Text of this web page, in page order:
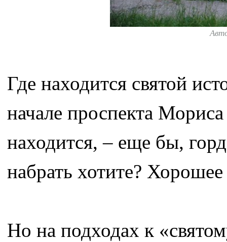
Где находится святой
начале проспекта
находится, – еще бы,
набрать хотите?
Но на подходах к